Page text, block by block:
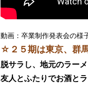
動画：卒業制作発表会の様
☆２５期は東京、群
脱サラし、地元のラー
友人とふたりでお酒と